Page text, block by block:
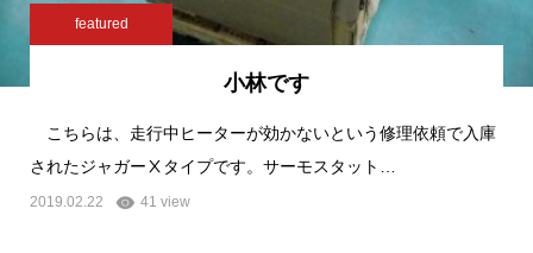
featured
小林です
こちらは、走行中ヒーターが効かないという修理依頼で入庫
されたジャガーⅩタイプです。サーモスタット…
2019.02.22 41 view